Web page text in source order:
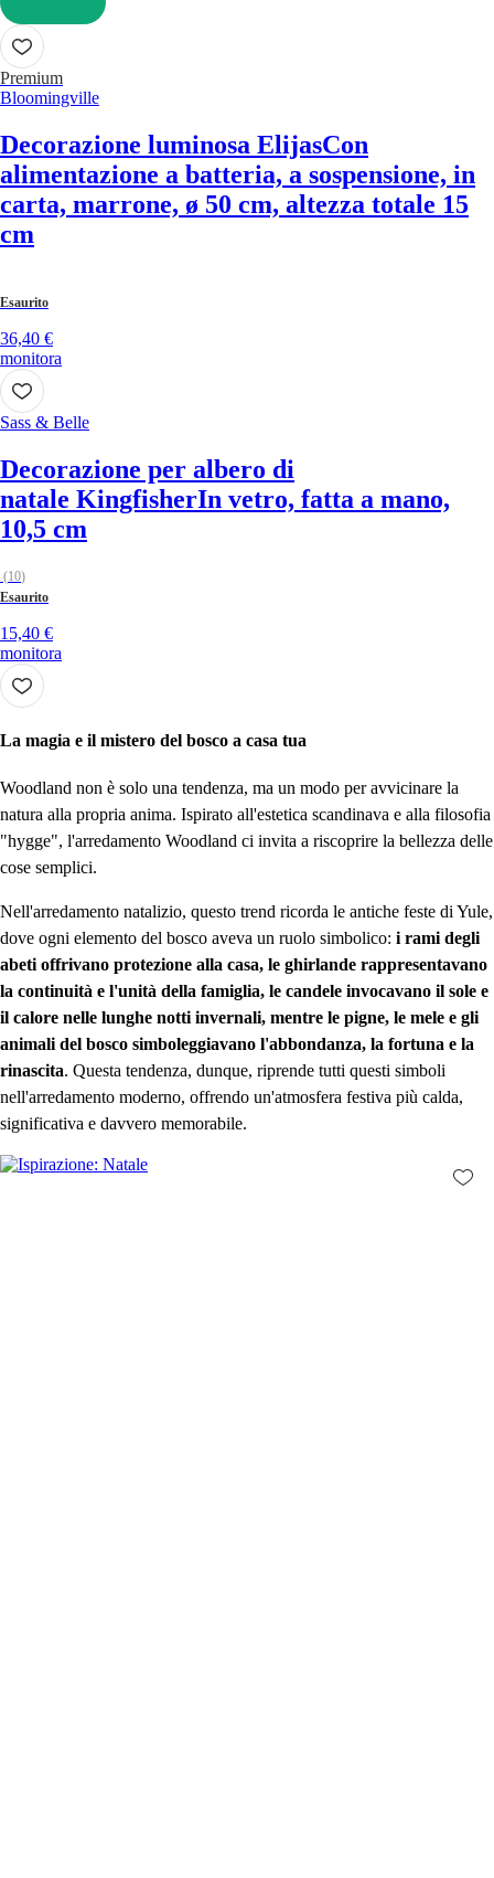
AGGIUNGI
Premium
Bloomingville
Decorazione luminosa ElijasCon
alimentazione a batteria, a sospensione, in
carta, marrone, ø 50 cm, altezza totale 15
cm
Esaurito
36,40 €
monitora
Sass & Belle
Decorazione per albero di
natale KingfisherIn vetro, fatta a mano,
10,5 cm
(10)
Esaurito
15,40 €
monitora
La magia e il mistero del bosco a casa tua
Woodland non è solo una tendenza, ma un modo per avvicinare la
natura alla propria anima. Ispirato all'estetica scandinava e alla filosofia
"hygge", l'arredamento Woodland ci invita a riscoprire la bellezza delle
cose semplici.
Nell'arredamento natalizio, questo trend ricorda le antiche feste di Yule,
dove ogni elemento del bosco aveva un ruolo simbolico: i rami degli
abeti offrivano protezione alla casa, le ghirlande rappresentavano
la continuità e l'unità della famiglia, le candele invocavano il sole e
il calore nelle lunghe notti invernali, mentre le pigne, le mele e gli
animali del bosco simboleggiavano l'abbondanza, la fortuna e la
rinascita. Questa tendenza, dunque, riprende tutti questi simboli
nell'arredamento moderno, offrendo un'atmosfera festiva più calda,
significativa e davvero memorabile.